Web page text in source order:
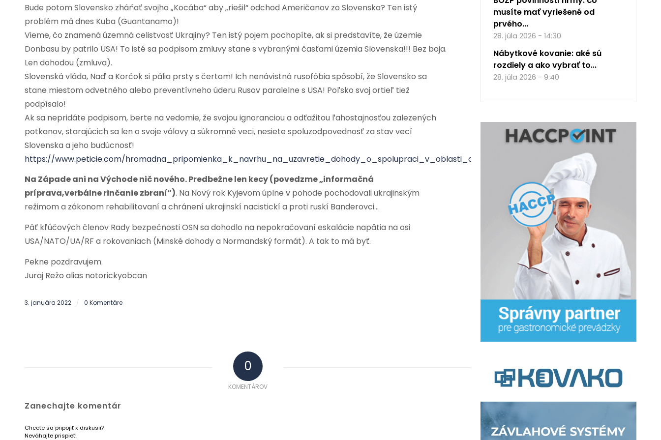
Bude potom Slovensko zháňať svojho „Kocába“ aby „riešil“ odchod Američanov zo Slovenska? Ten istý
problém má dnes Kuba (Guantanamo)!
Vieme, čo znamená územná celistvosť Ukrajiny? Ten istý pojem pochopíte, ak si predstavíte, že územie
Donbasu by patrilo USA! To isté sa podpisom zmluvy stane s vybranými časťami územia Slovenska!!! Bez boja.
Len dohodou (zmluva).
Slovenská vláda, Naď a Korčok si pália prsty s čertom! Ich nenávistná rusofóbia spôsobí, že Slovensko sa
stane miestom odvetného alebo preventívneho úderu Rusov paralelne s USA! Poľsko svoj ortieľ tiež
podpísalo!
Ak sa nepridáte podpisom, berte na vedomie, že svojou ignoranciou a odťažitou ľahostajnosťou zalezených
potkanov, starajúcich sa len o svoje válovy a súkromné veci, nesiete spoluzodpovednosť za stav vecí
Slovenska a jeho budúcnosť!
https://www.peticie.com/
Na Západe ani na Východe nič nového. Predbežne len kecy (povedzme „informačná
príprava,verbálne rinčanie zbraní“). Na Nový rok Kyjevom úplne v pohode pochodovali ukrajinským
režimom a zákonom rehabilitovaní a chránení ukrajinskí nacistickí a proti ruskí Banderovci…
Päť kľúčových členov Rady bezpečnosti OSN sa dohodlo na nepokračovaní eskalácie napätia na osi
USA/NATO/UA/RF a rokovaniach (Minské dohody a Normandský formát). A tak to má byť.
Pekne pozdravujem.
Juraj Režo alias notorickyobcan
3. januára 2022 / 0 Komentáre
0
KOMENTÁROV
Zanechajte komentár
Chcete sa pripojiť k diskusii?
Neváhajte prispieť!
musíte mať vyriešené od
prvého...
28. júla 2026 - 14:30
Nábytkové kovanie: aké sú
rozdiely a ako vybrať to...
28. júla 2026 - 9:40